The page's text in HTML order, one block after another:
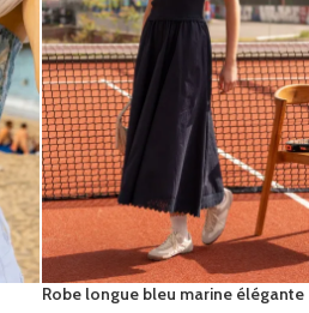
Robe longue bleu marine élégante